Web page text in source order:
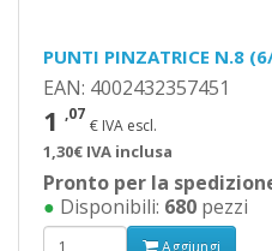
PUNTI PINZATRICE N.8
EAN: 4002432357451
1 ,07
€ IVA escl.
1,30€ IVA inclusa
Pronto per la
● Disponibili: 680 pezzi
Aggiungi